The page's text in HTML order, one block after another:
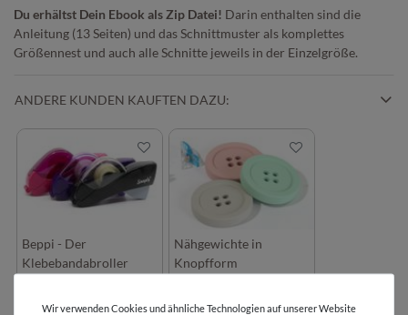
Du erhältst Dein Ebook als Zip Datei! Darin enthalten sind die
Anleitung (13 Seiten) und das Schnittmuster als komplettes
Größennest und auch alle Schnitte jeweils in der Einzelgröße.
ANDERE KUNDEN KAUFTEN DAZU:
Beppi - Der
Klebebandabroller
Nähgewichte in
Knopfform
Wir verwenden Cookies und ähnliche Technologien auf unserer Website